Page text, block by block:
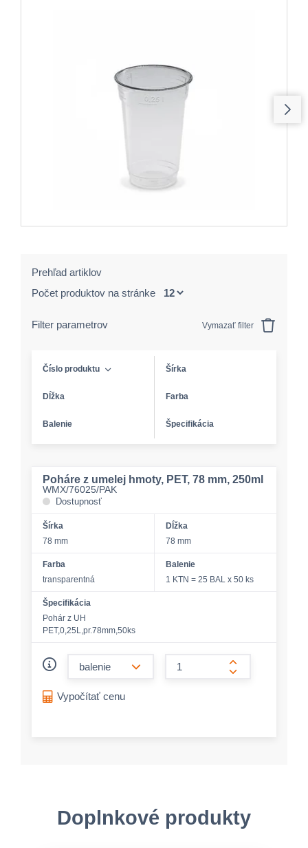
Prehľad artiklov
Počet produktov na stránke
Filter parametrov Vymazať filter
Číslo produktu Šírka
Dĺžka Farba
Balenie Špecifikácia
Poháre z umelej hmoty, PET, 78 mm, 250ml
WMX/76025/PAK
Dostupnosť
Šírka
78 mm
Dĺžka
78 mm
Farba
transparentná
Balenie
1 KTN = 25 BAL x 50 ks
Špecifikácia
Pohár z UH
PET,0,25L,pr.78mm,50ks
form.increase-
Vypočítať cenu
Doplnkové produkty